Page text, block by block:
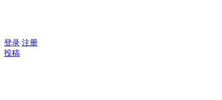
登录 注册
投稿